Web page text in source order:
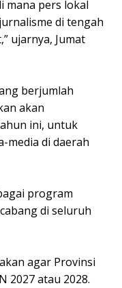
mana pers lokal
di tengah
ujarnya, Jumat
berjumlah
akan
ini, untuk
media di daerah
program
di seluruh
agar Provinsi
2027 atau 2028.